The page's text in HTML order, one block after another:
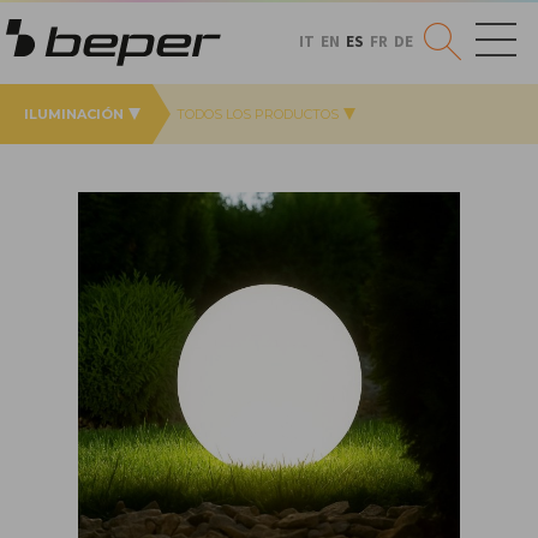
IT EN ES FR DE
ILUMINACIÓN TODOS LOS PRODUCTOS